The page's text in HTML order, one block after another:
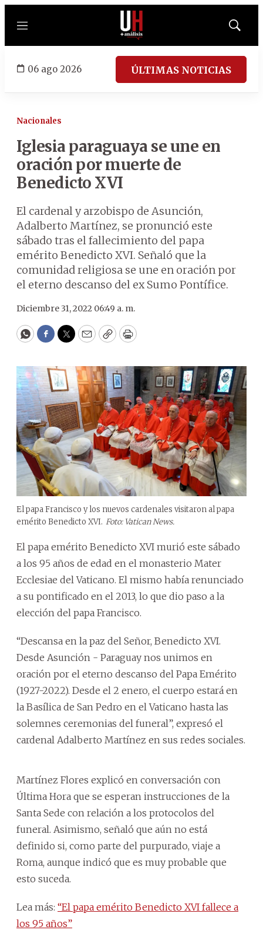
Menú
Mostrar
06 ago 2026 ÚLTIMAS NOTICIAS
Nacionales
Iglesia paraguaya se une en
oración por muerte de
Benedicto XVI
El cardenal y arzobispo de Asunción,
Adalberto Martínez, se pronunció este
sábado tras el fallecimiento del papa
emérito Benedicto XVI. Señaló que la
comunidad religiosa se une en oración por
el eterno descanso del ex Sumo Pontífice.
Diciembre 31, 2022 06:49 a. m.
WhatsApp
Facebook
Twitter
EmailCopyPrint
El papa Francisco y los nuevos cardenales visitaron al papa
emérito Benedicto XVI. Foto: Vatican News.
El papa emérito Benedicto XVI murió este sábado
a los 95 años de edad en el monasterio Mater
Ecclesiae del Vaticano. El mismo había renunciado
a su pontificado en el 2013, lo que dio paso a la
elección del papa Francisco.
“Descansa en la paz del Señor, Benedicto XVI.
Desde Asunción - Paraguay nos unimos en
oración por el eterno descanso del Papa Emérito
(1927-2022). Desde el 2 enero, el cuerpo estará en
la Basílica de San Pedro en el Vaticano hasta las
solemnes ceremonias del funeral”, expresó el
cardenal Adalberto Martínez en sus redes sociales.
Martínez Flores explicó en conversación con
Última Hora que se esperan instrucciones de la
Santa Sede con relación a los protocolos del
funeral. Asimismo, señaló que aún no está
definido si, como parte del purpurado, viaje a
Roma, aunque indicó que es muy probable que
esto suceda.
Lea más: “El papa emérito Benedicto XVI fallece a
los 95 años”